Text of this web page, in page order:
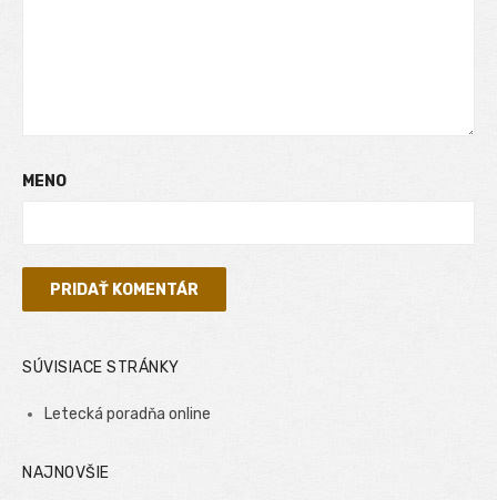
MENO
SÚVISIACE STRÁNKY
Letecká poradňa online
NAJNOVŠIE